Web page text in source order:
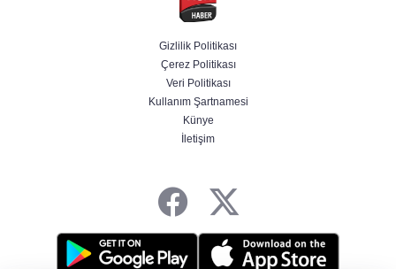
Öğrenci affında yeni dönem! Üniversiteye
dönüş yolu açıldı
BAE, İran'ın Hürmüz Boğazı'nda bir gemisini
füzeyle hedef aldığını duyurdu
Adana'da içme suyu tünel hattında göçük: 1
Gizlilik Politikası
Çerez Politikası
Veri Politikası
Kullanım Şartnamesi
Künye
İletişim